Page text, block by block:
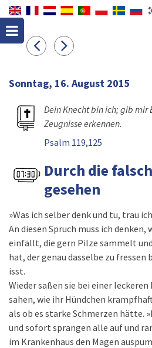
Sonntag, 16. August 2015
Dein Knecht bin ich; gib mir
Zeugnisse erkennen.
Psalm 119,125
Durch die
gesehen
»Was ich selber denk und tu, trau
An diesen Spruch muss ich denken,
einfällt, die gern Pilze sammelt
hat, der genau dasselbe zu fressen
isst.
Wieder saßen sie bei einer
sahen, wie ihr Hündchen
als ob es starke Schmerzen hätte.
und sofort sprangen alle auf und
im Krankenhaus den Magen